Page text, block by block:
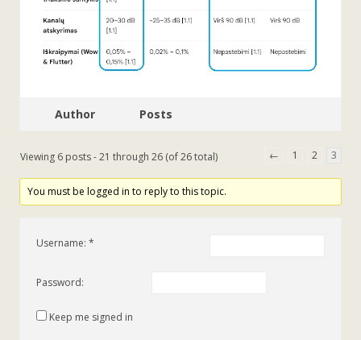
Author Posts
Viewing 6 posts - 21 through 26 (of 26 total) ← 1 2 3
You must be logged in to reply to this topic.
Username:
Password:
Keep me signed in